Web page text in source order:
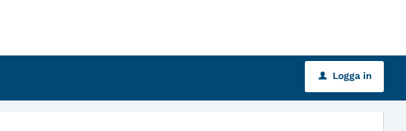
u Logga in